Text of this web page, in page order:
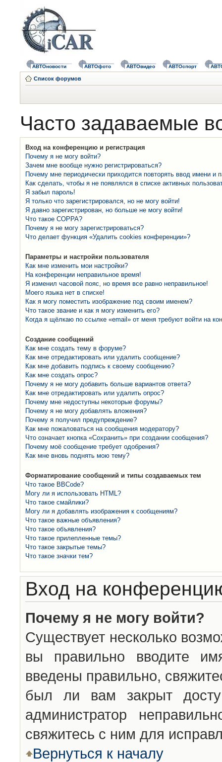
АВТОновости АВТОфото АВТОвидео АВТОспорт
Список форумов
Часто задаваемые
Вход на конференцию и регистрация
Почему я не могу войти?
Зачем мне вообще нужно регистрироваться?
Почему мне периодически приходится повторять ввод имени и
Как сделать, чтобы я не появлялся в списке активных
Я забыл пароль!
Я только что зарегистрировался, но не могу войти!
Я давно зарегистрирован, но больше не могу войти!
Что такое COPPA?
Почему я не могу зарегистрироваться?
Что делает функция «Удалить cookies конференции»?
Параметры и настройки пользователя
Как мне изменить мои настройки?
На конференции неправильное время!
Я изменил часовой пояс, но время все равно неправильное!
Моего языка нет в списке!
Как я могу поместить изображение под своим именем?
Что такое звание и как я могу изменить его?
Когда я щёлкаю по ссылке «email» от меня требуют войти на
Создание сообщений
Как мне создать тему в форуме?
Как мне отредактировать или удалить сообщение?
Как мне добавить подпись к своему сообщению?
Как мне создать опрос?
Почему я не могу добавить больше вариантов ответа?
Как мне отредактировать или удалить опрос?
Почему мне недоступны некоторые форумы?
Почему я не могу добавлять вложения?
Почему я получил предупреждение?
Как мне пожаловаться на сообщения модератору?
Что означает кнопка «Сохранить» при создании сообщения?
Почему моё сообщение требует одобрения?
Как мне вновь поднять мою тему?
Форматирование сообщений и типы создаваемых тем
Что такое BBCode?
Могу ли я использовать HTML?
Что такое смайлики?
Могу ли я добавлять изображения к сообщениям?
Что такое важные объявления?
Что такое объявления?
Что такое прилепленные темы?
Что такое закрытые темы?
Что такое значки тем?
Вход на
Почему я не могу войти?
Существует несколько
вы правильно вводите
введены правильно,
был ли вам закрыт
администратор
свяжитесь с ним для
Вернуться к началу